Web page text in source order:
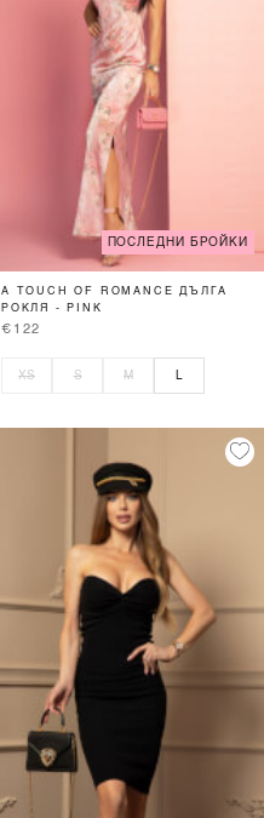
ПОСЛЕДНИ БРОЙКИ
A TOUCH OF ROMANCE ДЪЛГА
РОКЛЯ - PINK
€122
XS S M